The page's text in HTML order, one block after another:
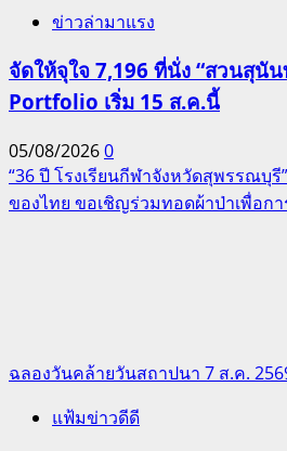
ข่าวล่ามาแรง
จัดให้จุใจ 7,196 ที่นั่ง “สวนสุนัน
Portfolio เริ่ม 15 ส.ค.นี้
05/08/20260
“36 ปี โรงเรียนกีฬาจังหวัดสุพรรณบุรี
ของไทย ขอเชิญร่วมทอดผ้าป่าเพื่อก
ฉลองวันคล้ายวันสถาปนา 7 ส.ค.
แฟ้มข่าวดีดี